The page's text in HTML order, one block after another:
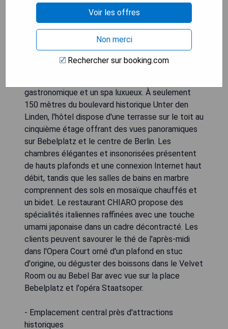
L'hôtel Rocco Forte Hotel de Rome, un
établissement 5 étoiles situé sur la place
gastronomique et un spa luxueux. À seulement
150 mètres du boulevard historique Unter den
Linden, l'hôtel dispose d'une terrasse sur le toit au
cinquième étage offrant des vues panoramiques
sur Bebelplatz et le centre de Berlin. Les
chambres élégantes et insonorisées présentent
de hauts plafonds et une connexion Internet haut
débit, tandis que les salles de bains en marbre
comprennent des sols en mosaïque chauffés et
un bidet. Le restaurant CHIARO propose des
spécialités italiennes raffinées avec une touche
umami japonaise dans un cadre décontracté. Les
clients peuvent savourer le thé de l'après-midi
dans l'Opera Court orné d'un plafond en stuc
d'origine, ou déguster des boissons dans le Velvet
Room ou au Bebel Bar avec vue sur la place
Bebelplatz et l'opéra Staatsoper.
- Emplacement central près d'attractions
historiques
Voir les offres
Non merci
Rechercher sur booking.com